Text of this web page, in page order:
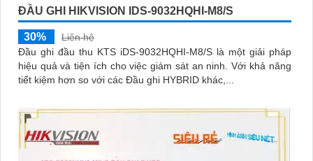
ĐẦU GHI HIKVISION IDS-9032HQHI-M8/S
30%
Liên hệ
Đầu ghi đầu thu KTS iDS-9032HQHI-M8/S là một giải pháp
hiệu quả và tiện ích cho việc giám sát an ninh. Với khả năng
tiết kiệm hơn so với các Đầu ghi HYBRID khác,...